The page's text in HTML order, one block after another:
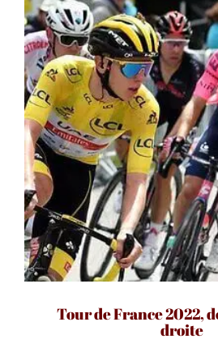
Tour de France 2022,
droite